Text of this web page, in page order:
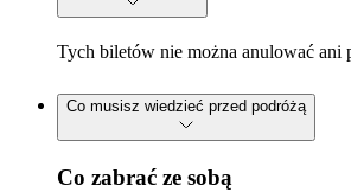
Tych biletów nie można anulować ani
Co musisz wiedzieć przed podróżą
Co zabrać ze sobą